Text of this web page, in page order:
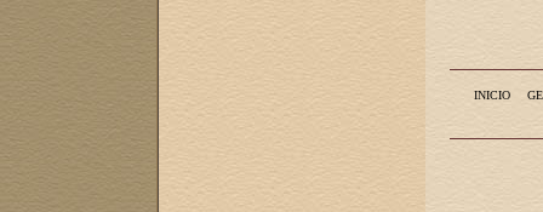
INICIO